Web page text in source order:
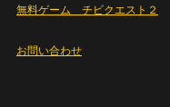
無料ゲーム チビクエスト２
お問い合わせ